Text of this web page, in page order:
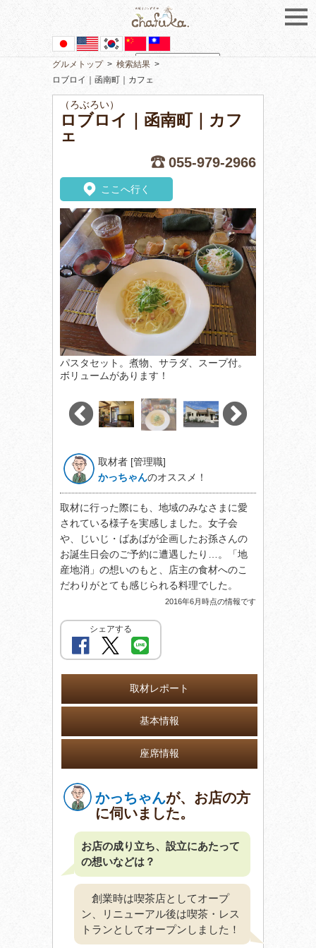
Powered by
グルメトップ> 検索結果 >
ロブロイ｜函南町｜カフェ
（ろぶろい）
ロブロイ｜函南町｜カフ
ェ
055-979-2966
ここへ行く
パスタセット。煮物、サラダ、スープ付。
ボリュームがあります！
取材者 [管理職]
かっちゃんのオススメ！
取材に行った際にも、地域のみなさまに愛
されている様子を実感しました。女子会
や、じいじ・ばあばが企画したお孫さんの
お誕生日会のご予約に遭遇したり…。「地
産地消」の想いのもと、店主の食材へのこ
だわりがとても感じられる料理でした。
2016年6月時点の情報です
シェアする
取材レポート
基本情報
座席情報
かっちゃんが、お店の方
に伺いました。
お店の成り立ち、設立にあたって
の想いなどは？
創業時は喫茶店としてオープ
ン、リニューアル後は喫茶・レス
トランとしてオープンしました！